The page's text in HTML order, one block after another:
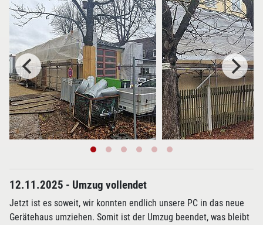
12.11.2025 - Umzug vollendet
Jetzt ist es soweit, wir konnten endlich unsere PC in das neue
Gerätehaus umziehen. Somit ist der Umzug beendet, was bleibt